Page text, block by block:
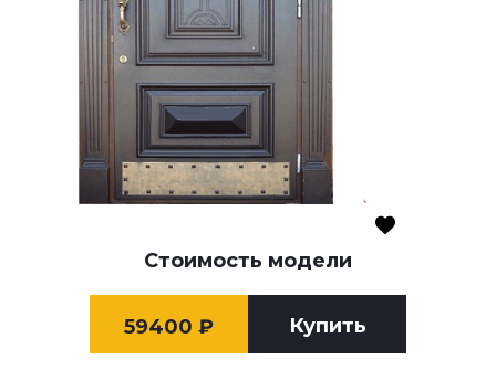
Стоимость модели
59400 ₽ Купить